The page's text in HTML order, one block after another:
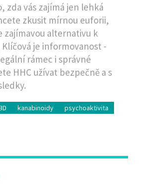
zda vás zajímá jen lehká
zkusit mírnou euforii,
zajímavou alternativu k
je informovanost -
rámec i správné
HHC užívat bezpečně a s
kanabinoidy
psychoaktivita